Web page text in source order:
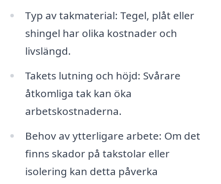
Typ av takmaterial: Tegel, plåt eller
shingel har olika kostnader och
livslängd.
Takets lutning och höjd: Svårare
åtkomliga tak kan öka
arbetskostnaderna.
Behov av ytterligare arbete: Om det
finns skador på takstolar eller
isolering kan detta påverka